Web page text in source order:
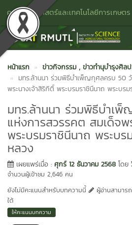
คณะวิทยาศาสตร์และเทคโนโลยีการเกษตร
หน้าแรก ข่าวกิจกรรม , ข่าวทำนุบำรุงศิล
มทร.ล้านนา ร่วมพิธีบำเพ็ญกุศลครบ 50
พระนางเจ้าสิริกิติ์ พระบรมราชินีนาถ พระบร
มทร.ล้านนา ร่วมพิธีบำเ
แห่งการสวรรคต สมเด็จพ
พระบรมราชินีนาถ พระบ
หลวง
เผยแพร่เมื่อ : ศุกร์ 12 ธันวาคม 2568 โดย
จำนวนผู้เข้าชม 2,646 คน
ยังไม่มีคะแนนสำหรับบทความนี้
ผู้อ่านสามาร
ใต้
ให้คะแนนบทความ